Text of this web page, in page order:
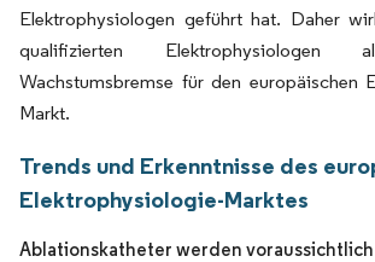
Elektrophysiologen geführt hat. Daher
qualifizierten Elektrophysiologen
Wachstumsbremse für den europäischen
Markt.
Trends und Erkenntnisse des
Elektrophysiologie-Marktes
Ablationskatheter werden